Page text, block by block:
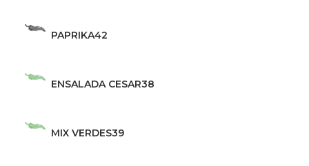
PAPRIKA42
ENSALADA CESAR38
MIX VERDES39